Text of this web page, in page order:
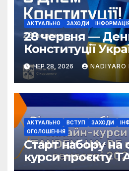
АКТУАЛЬНО ЗАХОДИ
28 червня —
Конституції
ЧЕР 28, 2026 NADIYARO
АКТУАЛЬНО ВСТУП ЗАХОДИ
ОГОЛОШЕННЯ
Старт набору на
курси проєкту